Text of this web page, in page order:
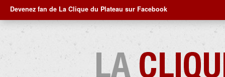
Devenez fan de La Clique du Plateau sur Facebook